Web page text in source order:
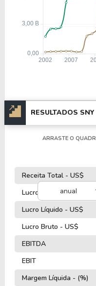
RESULTADOS SNY
anual
ARRASTE O
Receita Total - US$
Lucro Operacional -
Lucro Líquido - US$
Lucro Bruto - US$
EBITDA
EBIT
Margem Líquida - (%)